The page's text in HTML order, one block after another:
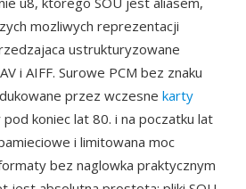
mozliwych reprezentacji
ustrukturyzowane
i AIFF. Surowe PCM bez znaku
przez wczesne karty
koniec lat 80. i na poczatku lat
i limitowana moc
bez naglowka praktycznym